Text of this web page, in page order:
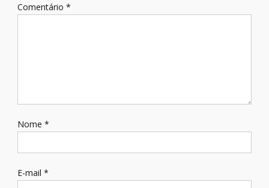
Comentário *
Nome *
E-mail *